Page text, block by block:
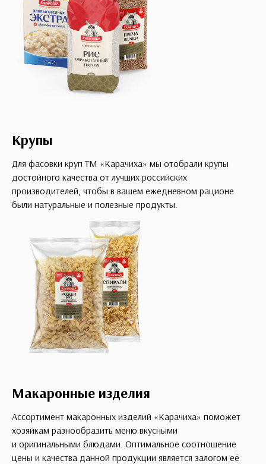
Крупы
Для фасовки круп ТМ «Карачиха» мы отобрали крупы
достойного качества от лучших российских
производителей, чтобы в вашем ежедневном рационе
были натуральные и полезные продукты.
Макаронные изделия
Ассортимент макаронных изделий «Карачиха» поможет
хозяйкам разнообразить меню вкусными
и оригинальными блюдами. Оптимальное соотношение
цены и качества данной продукции является залогом её